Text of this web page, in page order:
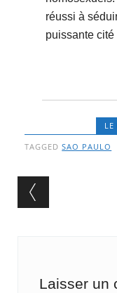
réussi à
puissante cité
LE
TAGGEDSAO PAULO
Post
Laisser un